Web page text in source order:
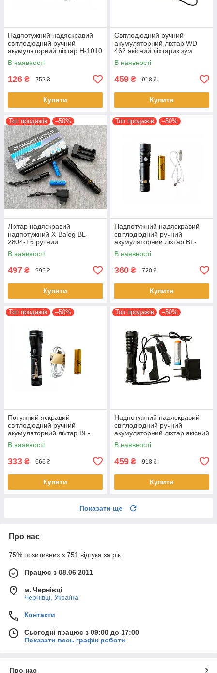
Надпотужний надяскравий
світлодіодний ручний
акумуляторний ліхтар H-1010
T6 якісний ліхтарик зум zoom
В наявності
126 ₴ 252 ₴
Купити
Світлодіодний ручний
акумуляторний ліхтар WD
462 якісний ліхтарик зум
zoom
В наявності
459 ₴ 918 ₴
Купити
Топ продажів –50%
Ліхтар надяскравий
надпотужний X-Balog BL-
2804-T6 ручний
акумуляторний Зум Zoom до
1000 метрів 18650 х 2
В наявності
497 ₴ 995 ₴
Купити
Топ продажів –50%
Надпотужний надяскравий
світлодіодний ручний
акумуляторний ліхтар BL-
518-T6 якісний зум zoom
ліхтарик 18650
В наявності
360 ₴ 720 ₴
Купити
Топ продажів –50%
Потужний яскравий
світлодіодний ручний
акумуляторний ліхтар BL-
W545 1011 CREE T6 якісний
ліхтарик zoom 18650
В наявності
333 ₴ 666 ₴
Купити
Топ продажів –50%
Надпотужний надяскравий
світлодіодний ручний
акумуляторний ліхтар якісний
ліхтарик зум zoom 1837-T6
В наявності
459 ₴ 918 ₴
Купити
Показати ще
Про нас
75% позитивних з 751 відгука за рік
Працює з 08.06.2011
м. Чернівці
Чернівці, Україна
Контакти
Сьогодні працює з 09:00 до 17:00
Показати весь графік роботи
Про нас